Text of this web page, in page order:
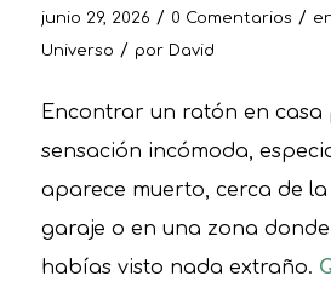
junio 29, 2026 / 0 Comentarios /
Universo / por David
Encontrar un ratón en casa
sensación incómoda,
aparece muerto, cerca de
garaje o en una zona
habías visto nada extraño.